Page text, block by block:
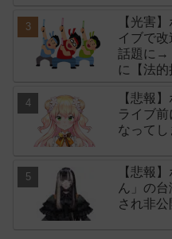
【光害
イブで
話題に→
に【法的
【悲報
ライブ
なってし
【悲報
ん」の
され非公